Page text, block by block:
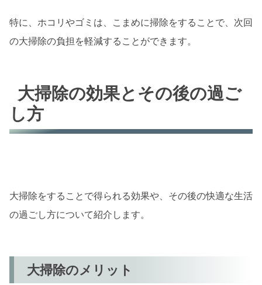
特に、ホコリやゴミは、こまめに掃除をすることで、次回
の大掃除の負担を軽減することができます。
大掃除の効果とその後の過ご
し方
大掃除をすることで得られる効果や、その後の快適な生活
の過ごし方について紹介します。
大掃除のメリット